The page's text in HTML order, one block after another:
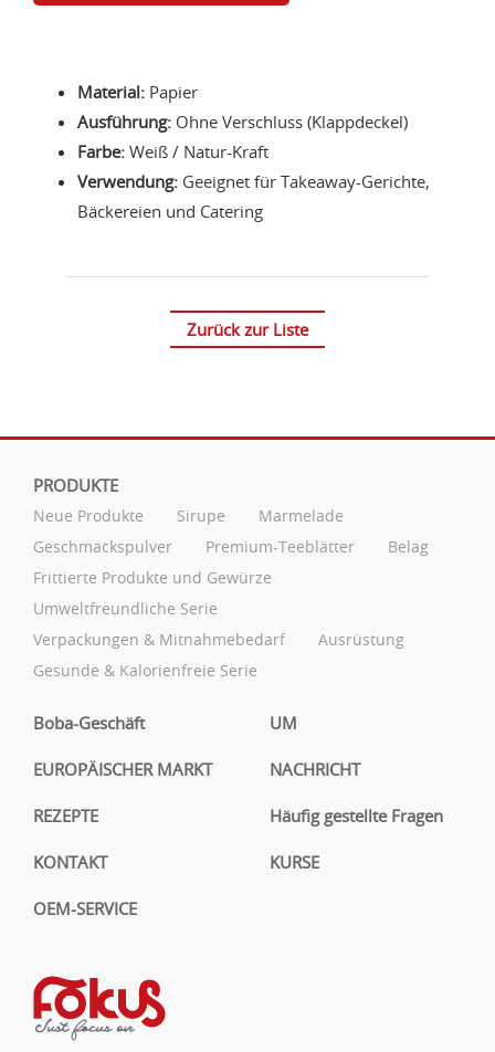
Material: Papier
Ausführung: Ohne Verschluss (Klappdeckel)
Farbe: Weiß / Natur-Kraft
Verwendung: Geeignet für Takeaway-Gerichte,
Bäckereien und Catering
Zurück zur Liste
PRODUKTE
Neue Produkte Sirupe
Marmelade
Geschmackspulver
Premium-Teeblätter
Belag
Frittierte Produkte und Gewürze
Umweltfreundliche Serie
Verpackungen & Mitnahmebedarf
Ausrüstung
Gesunde & Kalorienfreie Serie
Boba-Geschäft UM
EUROPÄISCHER MARKT NACHRICHT
REZEPTE Häufig gestellte Fragen
KONTAKT KURSE
OEM-SERVICE